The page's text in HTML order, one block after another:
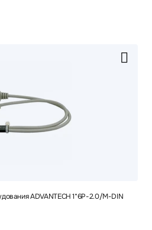
ADVANTECH 1*6P-2.0/M-DIN